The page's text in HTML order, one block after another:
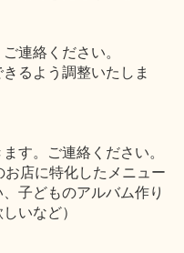
連絡ください。
るよう調整いたしま
す。ご連絡ください。
店に特化したメニュー
子どものアルバム作り
いなど）